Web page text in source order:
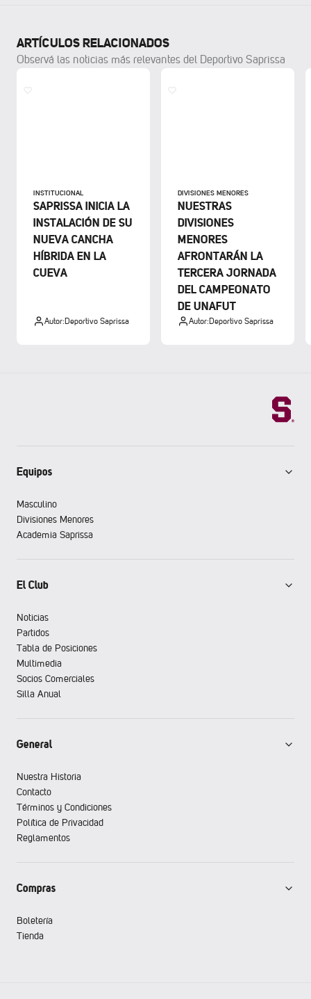
ARTÍCULOS RELACIONADOS
Observá las noticias más relevantes del Deportivo Saprissa
INSTITUCIONAL
SAPRISSA INICIA LA
INSTALACIÓN DE SU
NUEVA CANCHA
HÍBRIDA EN LA
CUEVA
Autor:Deportivo Saprissa
DIVISIONES MENORES
NUESTRAS
DIVISIONES
MENORES
AFRONTARÁN LA
TERCERA JORNADA
DEL CAMPEONATO
DE UNAFUT
Autor:Deportivo Saprissa
Equipos
Masculino
Divisiones Menores
Academia Saprissa
El Club
Noticias
Partidos
Tabla de Posiciones
Multimedia
Socios Comerciales
Silla Anual
General
Nuestra Historia
Contacto
Términos y Condiciones
Política de Privacidad
Reglamentos
Compras
Boletería
Tienda